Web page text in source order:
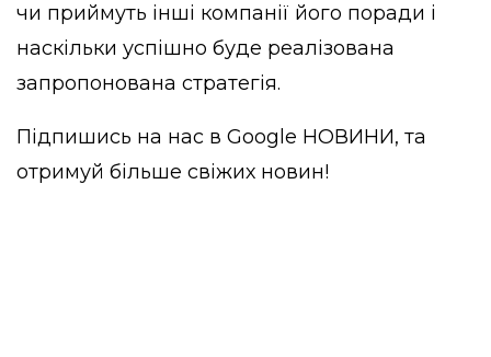
чи приймуть інші компанії його поради і
наскільки успішно буде реалізована
запропонована стратегія.
Підпишись на нас в Google НОВИНИ, та
отримуй більше свіжих новин!